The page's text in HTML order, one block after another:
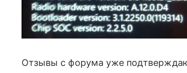
Отзывы с форума уже